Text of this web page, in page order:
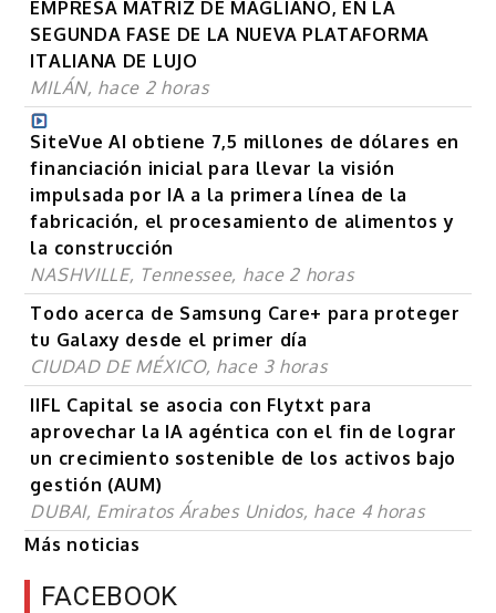
EMPRESA MATRIZ DE MAGLIANO, EN LA
SEGUNDA FASE DE LA NUEVA PLATAFORMA
ITALIANA DE LUJO
MILÁN, hace 2 horas
SiteVue AI obtiene 7,5 millones de dólares en
financiación inicial para llevar la visión
impulsada por IA a la primera línea de la
fabricación, el procesamiento de alimentos y
la construcción
NASHVILLE, Tennessee, hace 2 horas
Todo acerca de Samsung Care+ para proteger
tu Galaxy desde el primer día
CIUDAD DE MÉXICO, hace 3 horas
IIFL Capital se asocia con Flytxt para
aprovechar la IA agéntica con el fin de lograr
un crecimiento sostenible de los activos bajo
gestión (AUM)
DUBAI, Emiratos Árabes Unidos, hace 4 horas
Más noticias
FACEBOOK